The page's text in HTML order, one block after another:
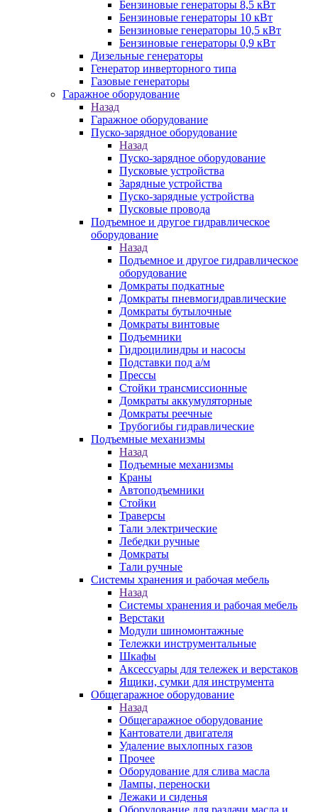
Бензиновые генераторы 8,5 кВт
Бензиновые генераторы 10 кВт
Бензиновые генераторы 10,5 кВт
Бензиновые генераторы 0,9 кВт
Дизельные генераторы
Генератор инверторного типа
Газовые генераторы
Гаражное оборудование
Назад
Гаражное оборудование
Пуско-зарядное оборудование
Назад
Пуско-зарядное оборудование
Пусковые устройства
Зарядные устройства
Пуско-зарядные устройства
Пусковые провода
Подъемное и другое гидравлическое
оборудование
Назад
Подъемное и другое гидравлическое
оборудование
Домкраты подкатные
Домкраты пневмогидравлические
Домкраты бутылочные
Домкраты винтовые
Подъемники
Гидроцилиндры и насосы
Подставки под а/м
Прессы
Стойки трансмиссионные
Домкраты аккумуляторные
Домкраты реечные
Трубогибы гидравлические
Подъемные механизмы
Назад
Подъемные механизмы
Краны
Автоподъемники
Стойки
Траверсы
Тали электрические
Лебедки ручные
Домкраты
Тали ручные
Системы хранения и рабочая мебель
Назад
Системы хранения и рабочая мебель
Верстаки
Модули шиномонтажные
Тележки инструментальные
Шкафы
Аксессуары для тележек и верстаков
Ящики, сумки для инструмента
Общегаражное оборудование
Назад
Общегаражное оборудование
Кантователи двигателя
Удаление выхлопных газов
Прочее
Оборудование для слива масла
Лампы, переноски
Лежаки и сиденья
Оборудование для раздачи масла и